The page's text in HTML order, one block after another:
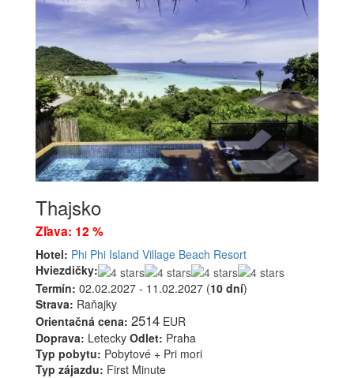
Thajsko
Zľava: 12 %
Hotel: Phi Phi Island Village Beach Resort
Hviezdičky:
Termín: 02.02.2027 - 11.02.2027 (10 dní)
Strava: Raňajky
Orientačná cena: 2514 EUR
Doprava: Letecky Odlet: Praha
Typ pobytu: Pobytové + Pri mori
Typ zájazdu: First Minute